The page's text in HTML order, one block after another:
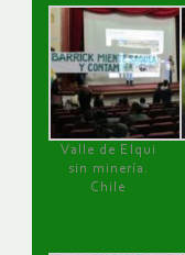
Valle de Elqui
sin minería.
Chile